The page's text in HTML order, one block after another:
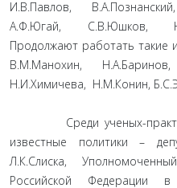
И.В.Павлов,
А.Ф.Югай, С.В.Юшков,
Продолжают работать такие
В.М.Манохин,
Н.И.Химичева, Н.М.Конин,
Среди ученых-
известные политики –
Л.К.Слиска,
Российской Федерации